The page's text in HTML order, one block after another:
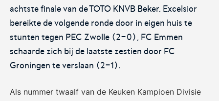
Eredivisie
achtste finale van de TOTO KNVB Beker. Excelsior
bereikte de volgende ronde door in eigen huis te
stunten tegen PEC Zwolle (2-0), FC Emmen
schaarde zich bij de laatste zestien door FC
Groningen te verslaan (2-1).
Als nummer twaalf van de Keuken Kampioen Divisie